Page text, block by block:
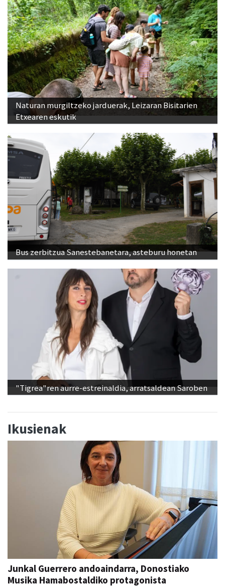
Naturan murgiltzeko jarduerak, Leizaran Bisitarien
Etxearen eskutik
Bus zerbitzua Sanestebanetara, asteburu honetan
"Tigrea"ren aurre-estreinaldia, arratsaldean Saroben
Junkal Guerrero andoaindarra, Donostiako
Musika Hamabostaldiko protagonista
Aiurri abu 05, 07:00 ANDOAIN